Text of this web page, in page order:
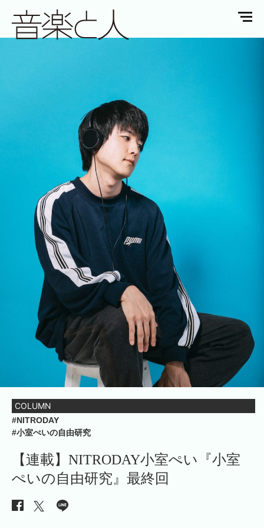
COLUMN
#NITRODAY
#小室ぺいの自由研究
【連載】NITRODAY小室ぺい『小室
ぺいの自由研究』最終回